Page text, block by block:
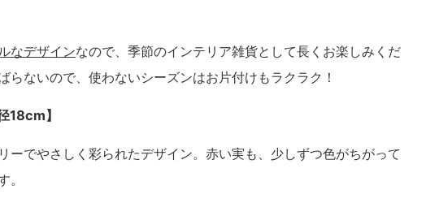
なデザインなので、季節のインテリア雑貨として長くお楽しみくだ
らないので、使わないシーズンはお片付けもラクラク！
18cm】
ーでやさしく彩られたデザイン。赤い実も、少しずつ色がちがって
。